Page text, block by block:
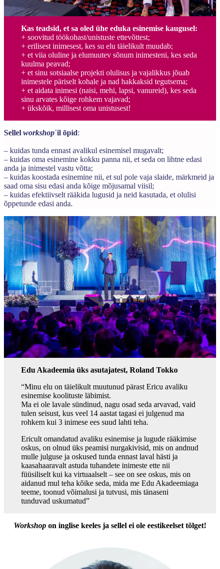
Kas teadsid, et sa oled ühe eduka esinemise kaugusel:
+ soovitud töökohast/unistuste ettevõttest;
+ erilisest inimesest, kes su elu täielikult muudab;
+ et viia oluline ja elumuutev sõnum inimesteni, kes seda
kuulma peavad;
+ et sinu sotsiaalse projekti olulisus ja vajalikkus jõuab
inimestele päriselt kohale ja nad hakkaksid tegutsema;
+ et aidata inimesi (naisi, mehi, lapsi, vanureid), kes seda
sinu arvates kõige rohkem vajavad;
+ ükskõik, millisest oma unistusest!
Sellel workshop´il õpid:
– kuidas tunda ennast avalikul esinemisel mugavalt;
– kuidas oma esinemine kokku panna nii, et seda on lihtne edasi
anda ja inimestel vastu võtta;
– kuidas koostada esinemine nii, et sul pole vaja slaide, märkmeid ja
saad oma sisu edasi anda kõige mõjusamal viisil;
– kuidas efektiivselt rääkida lugusid ja neid kasutada, et olulisi
õppetunde edasi anda.
Edu Akadeemia üks asutajatest, Roland Tokko
“Minu elu on täielikult muutunud pärast Ericu avaliku
esinemise koolituste läbimist.
Ma ei ole lavale sündinud, nagu osad seda arvavad, vaid
tulen seisust, kus veel 14 aastat tagasi ei julgenud ma
rohkem kui 3 inimese ees suud lahti teha.
Ericult omandatud avaliku esinemise ja lugude rääkimise
oskus, on olnud üks peamisi nurgakivisid, mis on andnud
mulle julguse ja oskused tunda ennast laval hästi ja
kaasahaaravalt astuda tuhandete inimeste ette nii
füüsiliselt kui ka virtuaalselt – see on see oskus, mis on
aidanud mul teha kõike seda, mida me Edu Akadeemiaga
teeme, toonud võimalusi ja tutvusi, mis tänaseni
tunduvad uskumatud”
Workshop on inglise keeles ja sellel ei ole eestikeelset tõlget!